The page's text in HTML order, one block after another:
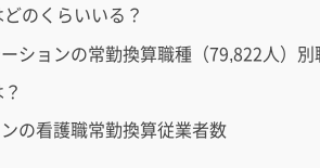
のくらいいる？
ションの常勤換算職種（79,822人）
の看護職常勤換算従業者数